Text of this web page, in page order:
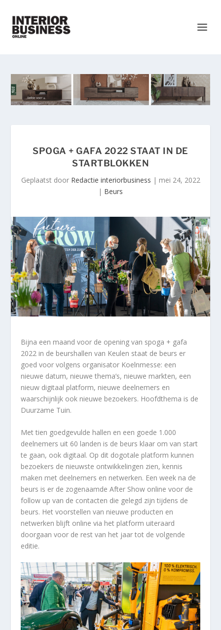
SPOGA + GAFA 2022 STAAT IN DE
STARTBLOKKEN
Geplaatst door Redactie interiorbusiness | mei 24, 2022
| Beurs
Bijna een maand voor de opening van spoga + gafa
2022 in de beurshallen van Keulen staat de beurs er
goed voor volgens organisator Koelnmesse: een
nieuwe datum, nieuwe thema’s, nieuwe markten, een
nieuw digitaal platform, nieuwe deelnemers en
waarschijnlijk ook nieuwe bezoekers. Hoofdthema is de
Duurzame Tuin.
Met tien goedgevulde hallen en een goede 1.000
deelnemers uit 60 landen is de beurs klaar om van start
te gaan, ook digitaal. Op dit dogotale platform kunnen
bezoekers de nieuwste ontwikkelingen zien, kennis
maken met deelnemers en netwerken. Een week na de
beurs is er de zogenaamde After Show online voor de
follow up van de contacten die gelegd zijn tijdens de
beurs. Het voorstellen van nieuwe producten en
netwerken blijft online via het platform uiteraard
doorgaan voor de rest van het jaar tot de volgende
editie.